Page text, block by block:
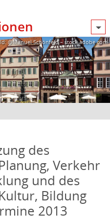
@Manuel Schönfeld – stock.adobe.com
des
Verkehr
und des
Bildung
2013